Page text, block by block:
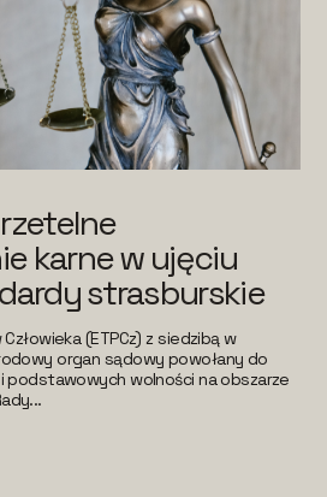
karne w ujęciu
strasburskie
(ETPCz) z siedzibą w
organ sądowy powołany do
podstawowych wolności na obszarze